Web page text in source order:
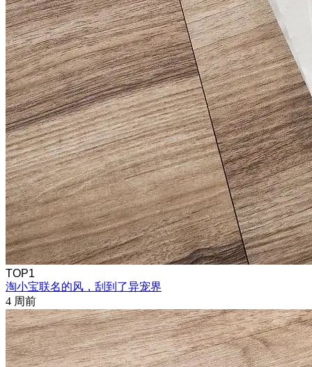
TOP1
淘小宝联名的风，刮到了异宠界
4 周前